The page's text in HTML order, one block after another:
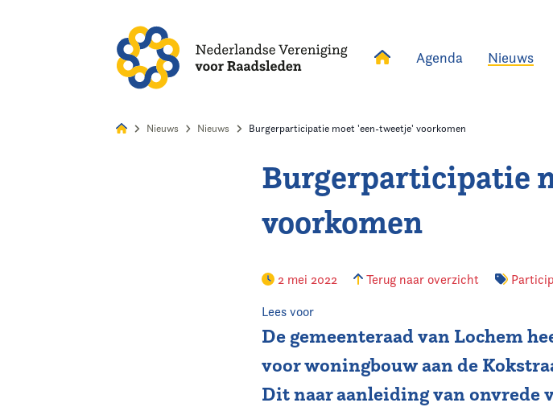
Agenda Nieuws
Nieuws Nieuws Burgerparticipatie moet 'een-tweetje' voorkomen
Burgerparticipatie
voorkomen
2 mei 2022 Terug naar overzicht
Lees voor
De gemeenteraad van Lochem
voor woningbouw aan de
Dit naar aanleiding van onvrede